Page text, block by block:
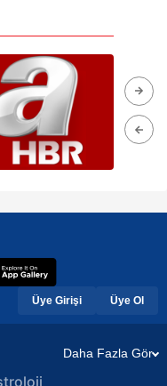
Üye Girişi Üye Ol
Daha Fazla Gör